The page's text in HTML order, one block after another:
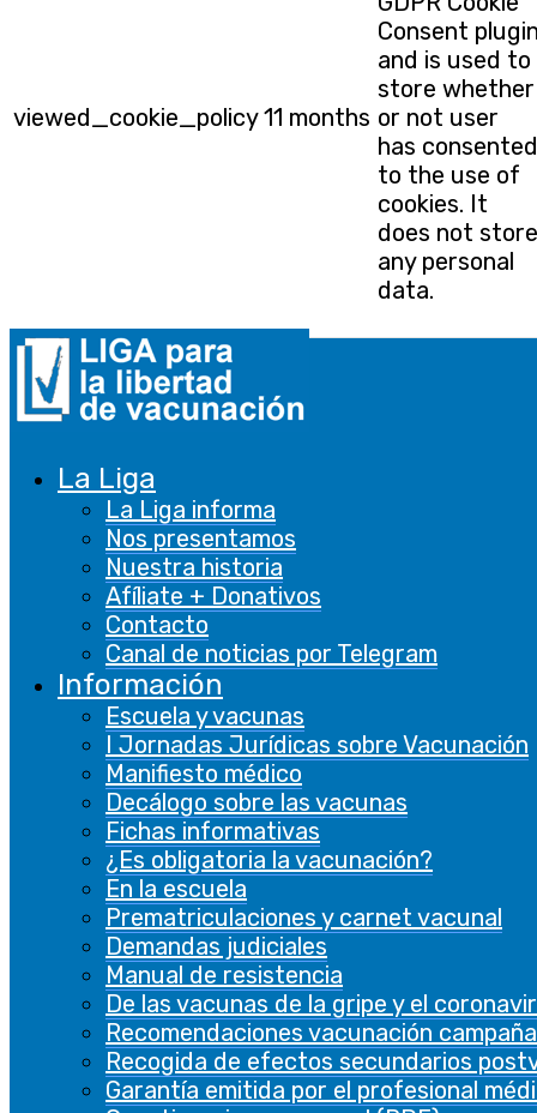
La Liga
La Liga informa
Nos presentamos
Nuestra historia
Afíliate + Donativos
Contacto
Canal de noticias por Telegram
Información
Escuela y vacunas
I Jornadas Jurídicas sobre Vacunación
Manifiesto médico
Decálogo sobre las vacunas
Fichas informativas
¿Es obligatoria la vacunación?
En la escuela
Prematriculaciones y carnet vacunal
Demandas judiciales
Manual de resistencia
De las vacunas de la gripe y el
Recomendaciones vacunación
Recogida de efectos secundarios
Garantía emitida por el profesional
viewed_cookie_policy11 months
Consent
and is used to
store whether
or not user
has consented
to the use of
cookies. It
does not store
any personal
data.
Funcional
Funcional
Las cookies funcionales ayudan a realizar
contenido del sitio web en plataformas de
redes sociales, recopilar comentarios y otras
características de terceros.
De rendimiento
De rendimiento
Las cookies de rendimiento se utilizan para
comprender y analizar los índices de
rendimiento clave del sitio web, lo que ayuda a
brindar una mejor experiencia de usuario a los
visitantes.
Analíticas
Analíticas
Las cookies analíticas se utilizan para
comprender cómo los visitantes interactúan
con el sitio web. Estas cookies ayudan a
proporcionar información sobre métricas, el
número de visitantes, la tasa de rebote, la
fuente de tráfico, etc.